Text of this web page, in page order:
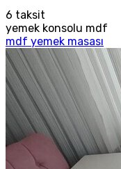
6 taksit
yemek konsolu mdf
mdf yemek masası